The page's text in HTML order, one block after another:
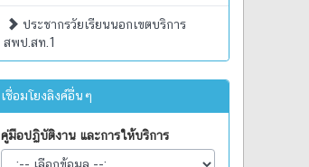
ประชากรวัยเรียนนอกเขตบริการ
สพป.สท.1
เชื่อมโยงลิงค์อื่นๆ
คู่มือปฏิบัติงาน และการให้บริการ